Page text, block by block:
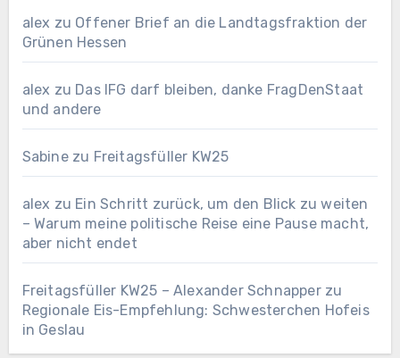
alex zu Offener Brief an die Landtagsfraktion der
Grünen Hessen
alex zu Das IFG darf bleiben, danke FragDenStaat
und andere
Sabinezu Freitagsfüller KW25
alex zu Ein Schritt zurück, um den Blick zu weiten
– Warum meine politische Reise eine Pause macht,
aber nicht endet
Freitagsfüller KW25 – Alexander Schnapperzu
Regionale Eis-Empfehlung: Schwesterchen Hofeis
in Geslau